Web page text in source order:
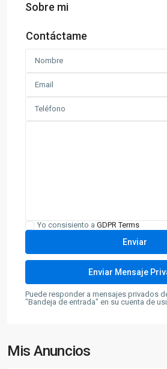
Sobre mi
Contáctame
Yo consisiento a GDPR Terms
Puede responder a mensajes privados
"Bandeja de entrada" en su cuenta de
Mis Anuncios